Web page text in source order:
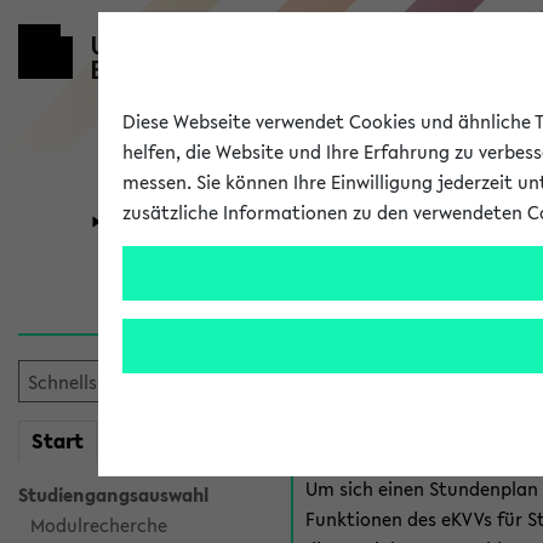
Universität Forschung
Start
Studiengangsauswahl
Modulrecherche
Anmeldung
Es gibt mehrere
Um sich einen
Funktionen des eKVVs für
Diese Webseite verwendet Cookies und
helfen, die Website und Ihre Erfahrung zu
messen. Sie können Ihre Einwilligung jederzeit
zusätzliche Informationen zu den verwendeten